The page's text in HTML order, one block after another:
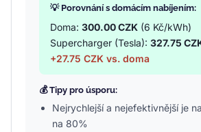
💡 Porovnání s domácím nabíjením:
Doma: 300.00 CZK (6 Kč/kWh)
Supercharger (Tesla): 327.75
+27.75 CZK vs. doma
💰 Tipy pro úsporu:
Nejrychlejší a nejefektivnější je
na 80%